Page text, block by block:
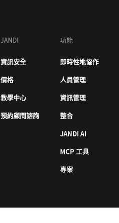
JANDI
資訊安全
價格
教學中心
預約顧問諮詢
功能
即時性地協作
人員管理
資訊管理
整合
JANDI AI
MCP 工具
專案